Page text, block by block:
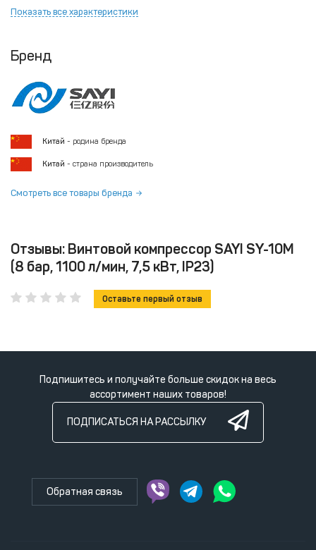
Показать все характеристики
Бренд
Китай - родина бренда
Китай - страна производитель
Смотреть все товары бренда
Отзывы: Винтовой компрессор SAYI SY-10M
(8 бар, 1100 л/мин, 7,5 кВт, IP23)
Оставьте первый отзыв
Подпишитесь и получайте больше скидок на весь
ассортимент наших товаров!
ПОДПИСАТЬСЯ НА РАССЫЛКУ
Обратная связь